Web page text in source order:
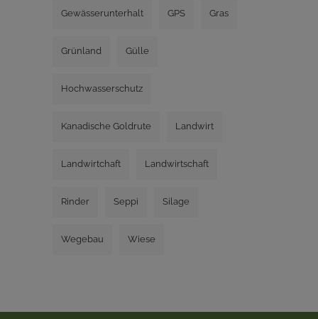
Gewässerunterhalt GPS Gras
Grünland Gülle
Hochwasserschutz
Kanadische Goldrute Landwirt
Landwirtchaft Landwirtschaft
Rinder Seppi Silage
Wegebau Wiese